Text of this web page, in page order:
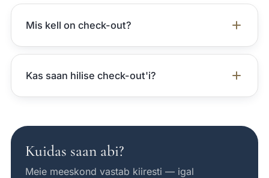
Mis kell on check-out?
Kas saan hilise check-out'i?
Kuidas saan abi?
Meie meeskond vastab kiiresti — igal